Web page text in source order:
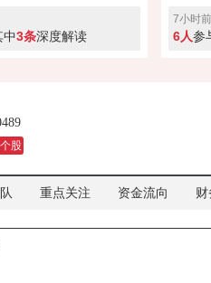
点要转向资本回馈，回
催化。经过本周的连续
3条深度解读
长速
芯片
7小时前
6人参
股
重点关注 资金流向